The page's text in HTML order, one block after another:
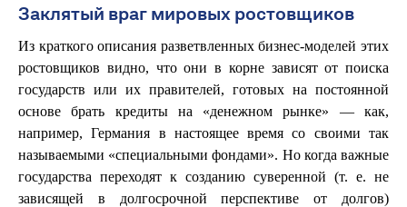
Заклятый враг мировых ростовщиков
Из краткого описания разветвленных бизнес-моделей этих
ростовщиков видно, что они в корне зависят от поиска
государств или их правителей, готовых на постоянной
основе брать кредиты на «денежном рынке» — как,
например, Германия в настоящее время со своими так
называемыми «специальными фондами». Но когда важные
государства переходят к созданию суверенной (т. е. не
зависящей в долгосрочной перспективе от долгов)